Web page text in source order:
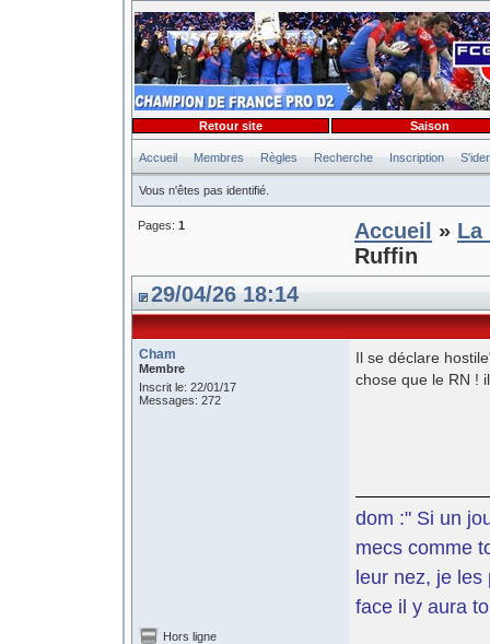
Accueil Membres Règles Recherche Inscription
Vous n'êtes pas identifié.
Retour site Saison
Pages: 1 Accueil » La
Ruffin
29/04/26 18:14
Cham
Membre
Inscrit le: 22/01/17
Messages: 272
Il se déclare
chose que le RN !
dom :" Si un
mecs comme
leur nez, je les
face il y aura
Hors ligne